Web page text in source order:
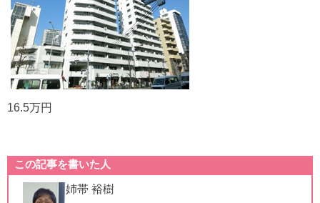
16.5万円
この記事を書いた人
姉帯 裕樹